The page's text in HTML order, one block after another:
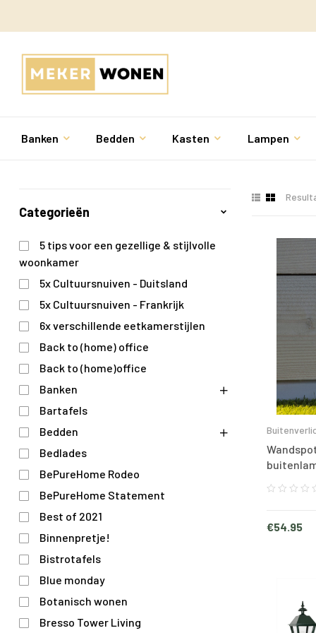
Banken Bedden Kasten Lampen
€54.95
Categorieën
5 tips voor een gezellige & stijlvolle
woonkamer
5x Cultuursnuiven - Duitsland
5x Cultuursnuiven - Frankrijk
6x verschillende eetkamerstijlen
Back to (home) office
Back to (home)office
Banken
Bartafels
Bedden
Bedlades
BePureHome Rodeo
BePureHome Statement
Best of 2021
Binnenpretje!
Bistrotafels
Blue monday
Botanisch wonen
Bresso Tower Living